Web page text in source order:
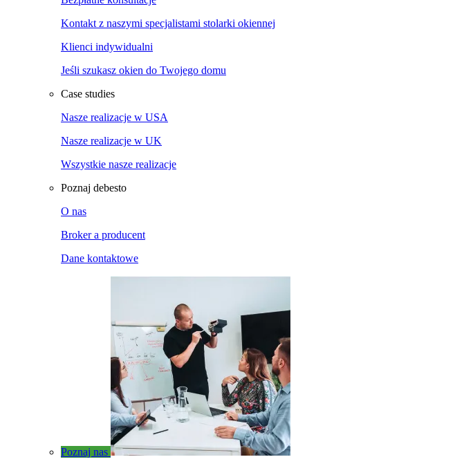
Kontakt z naszymi specjalistami stolarki okiennej
Klienci indywidualni
Jeśli szukasz okien do Twojego domu
Case studies
Nasze realizacje w USA
Nasze realizacje w UK
Wszystkie nasze realizacje
Poznaj debesto
O nas
Broker a producent
Dane kontaktowe
Poznaj nas